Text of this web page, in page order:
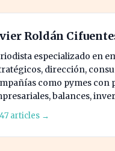
Roldán
especializado en
dirección,
como pymes con
balances,
articles →